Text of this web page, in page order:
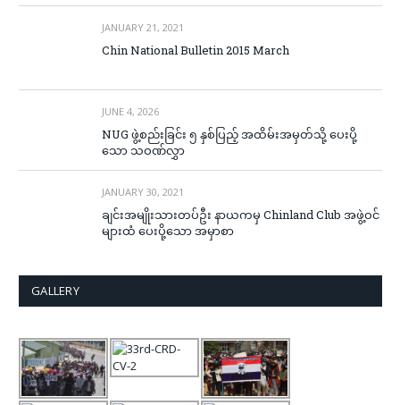
JANUARY 21, 2021
Chin National Bulletin 2015 March
JUNE 4, 2026
NUG ဖွဲ့စည်းခြင်း ၅ နှစ်ပြည့် အထိမ်းအမှတ်သို့ ပေးပို့
သော သဝဏ်လွှာ
JANUARY 30, 2021
ချင်းအမျိုးသားတပ်ဦး နာယကမှ Chinland Club အဖွဲ့ဝင်
များထံ ပေးပို့သော အမှာစာ
GALLERY